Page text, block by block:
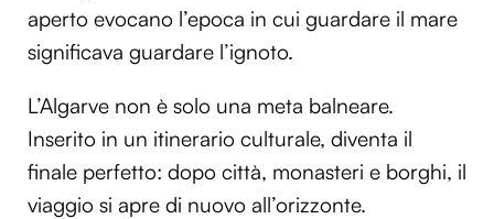
aperto evocano l’epoca in cui guardare il mare
significava guardare l’ignoto.
L’Algarve non è solo una meta balneare.
Inserito in un itinerario culturale, diventa il
finale perfetto: dopo città, monasteri e borghi, il
viaggio si apre di nuovo all’orizzonte.